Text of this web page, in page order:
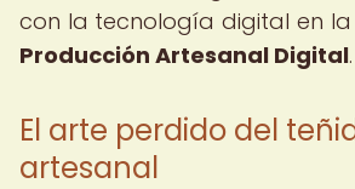
con la tecnología digital en
Producción Artesanal Digital.
El arte perdido del
artesanal